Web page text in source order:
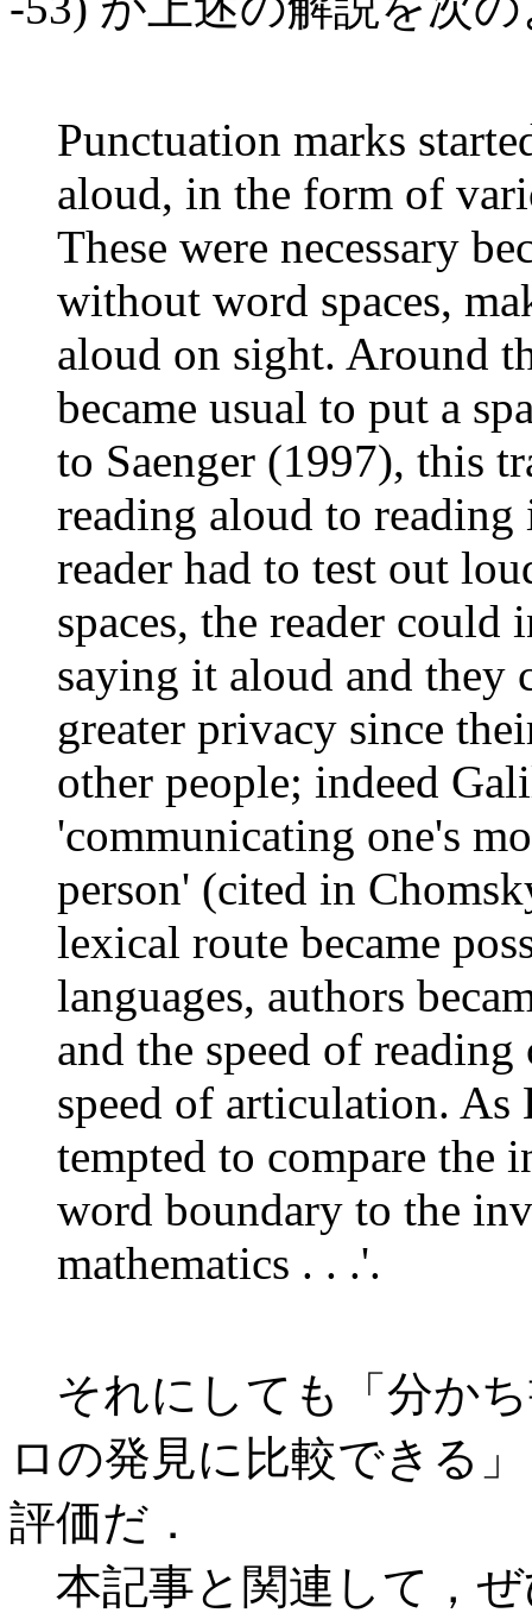
Punctuation marks
aloud, in the form of
These were necessary
without word spaces,
aloud on sight. Around
became usual to put a
to Saenger (1997), this
reading aloud to reading
reader had to test out
spaces, the reader
saying it aloud and they
greater privacy since
other people; indeed
'communicating one's
person' (cited in
lexical route became
languages, authors
and the speed of
speed of articulation.
tempted to compare the
word boundary to the
mathematics . . .'.
それにしても「分か
ロの発見に比較できる
評価だ．
本記事と関連して，